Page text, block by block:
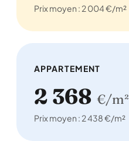
Prix moyen : 2 004 €/m²
APPARTEMENT
2 368 €/m²
Prix moyen : 2 438 €/m²